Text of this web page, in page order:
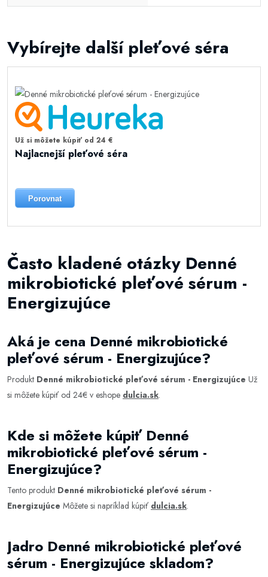
Vybírejte další pleťové séra
Už si môžete kúpiť od 24 €
Najlacnejší pleťové séra
Porovnat
Často kladené otázky Denné
mikrobiotické pleťové sérum -
Energizujúce
Aká je cena Denné mikrobiotické
pleťové sérum - Energizujúce?
Produkt Denné mikrobiotické pleťové sérum - Energizujúce Už
si môžete kúpiť od 24€ v eshope dulcia.sk.
Kde si môžete kúpiť Denné
mikrobiotické pleťové sérum -
Energizujúce?
Tento produkt Denné mikrobiotické pleťové sérum -
Energizujúce Môžete si napríklad kúpiť dulcia.sk.
Jadro Denné mikrobiotické pleťové
sérum - Energizujúce skladom?